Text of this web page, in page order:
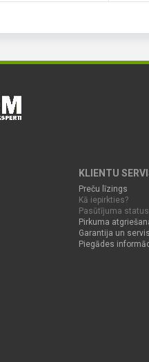
KLIENTU
Preču līzings
Kā iepirkties?
Pasūtījuma status
Pirkuma
Garantija un
Piegādes